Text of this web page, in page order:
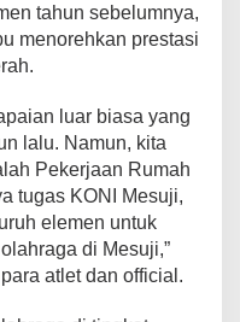
tahun sebelumnya,
menorehkan prestasi
luar biasa yang
lalu. Namun, kita
Pekerjaan Rumah
tugas KONI Mesuji,
elemen untuk
di Mesuji,”
atlet dan official.